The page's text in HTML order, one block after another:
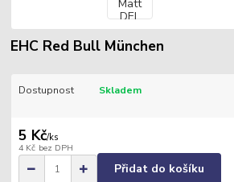
EHC Red Bull München
Dostupnost Skladem
5 Kč/ks
4 Kč bez DPH
Přidat do košíku